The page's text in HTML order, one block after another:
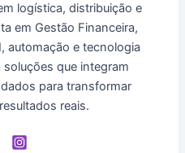
logística, distribuição e
em Gestão Financeira,
automação e tecnologia
que integram
para transformar
reais.